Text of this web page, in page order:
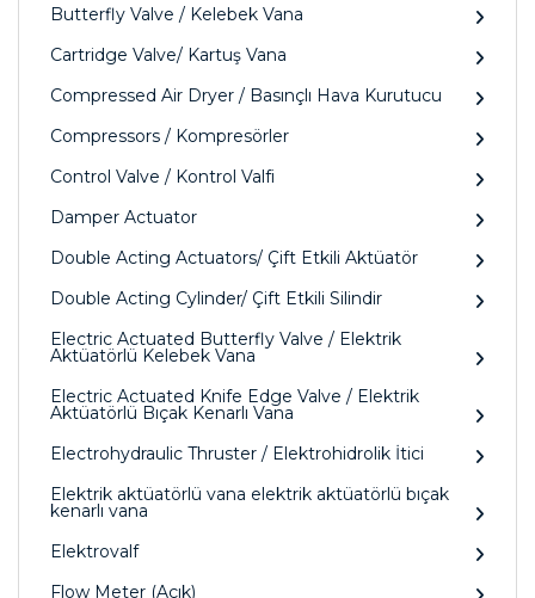
Butterfly Valve / Kelebek Vana
Cartridge Valve/ Kartuş Vana
Compressed Air Dryer / Basınçlı Hava Kurutucu
Compressors / Kompresörler
Control Valve / Kontrol Valfi
Damper Actuator
Double Acting Actuators/ Çift Etkili Aktüatör
Double Acting Cylinder/ Çift Etkili Silindir
Electric Actuated Butterfly Valve / Elektrik
Aktüatörlü Kelebek Vana
Electric Actuated Knife Edge Valve / Elektrik
Aktüatörlü Bıçak Kenarlı Vana
Electrohydraulic Thruster / Elektrohidrolik İtici
Elektrik aktüatörlü vana elektrik aktüatörlü bıçak
kenarlı vana
Elektrovalf
Flow Meter (Açık)